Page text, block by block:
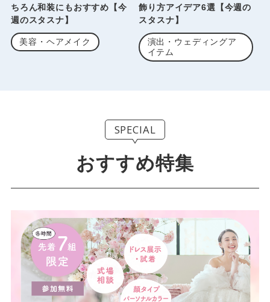
ちろん和装にもおすすめ【今
週のスタスナ】
美容・ヘアメイク
飾り方アイデア6選【今週の
スタスナ】
演出・ウェディングア
イテム
SPECIAL
おすすめ特集